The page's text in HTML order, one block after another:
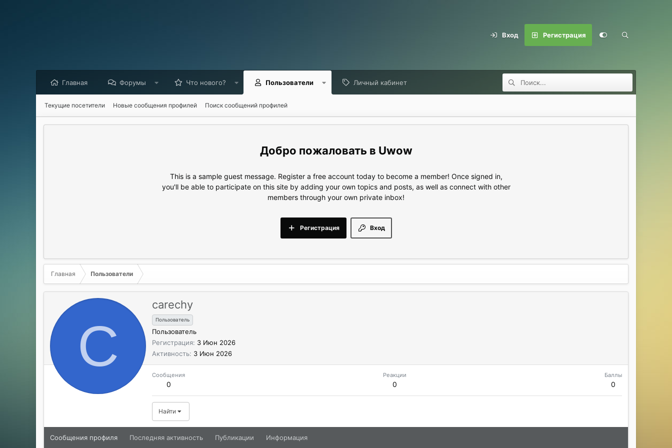
Вход Регистрация
Главная Форумы Что нового? Пользователи Личный кабинет
Текущие посетители Новые сообщения профилей Поиск сообщений профилей
Uwow
This is a sample guest message. Register a free account today to become a member! Once signed in,
you'll be able to participate on this site by adding your own topics and posts, as well as connect with other
members through your own private inbox!
Вход
Регистрация
Главная Пользователи
C
carechy
Пользователь
Пользователь
Регистрация 3 Июн 2026
Активность 3 Июн 2026
Сообщения
0
Реакции
0
Баллы
0
Найти
Сообщения профиля Последняя активность Публикации Информация